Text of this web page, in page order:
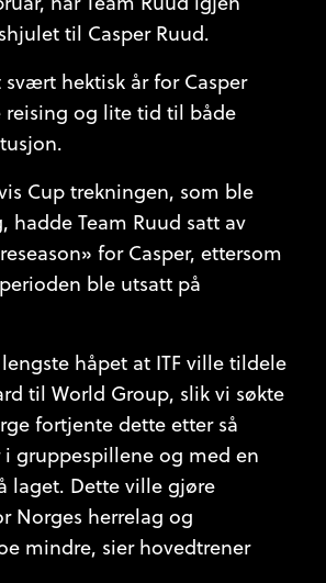
til Casper Ruud.
svært hektisk år for Casper
reising og lite tid til både
Cup trekningen, som ble
hadde Team Ruud satt av
for Casper, ettersom
ble utsatt på
håpet at ITF ville tildele
til World Group, slik vi søkte
fortjente dette etter så
gruppespillene og med en
laget. Dette ville gjøre
Norges herrelag og
mindre, sier hovedtrener